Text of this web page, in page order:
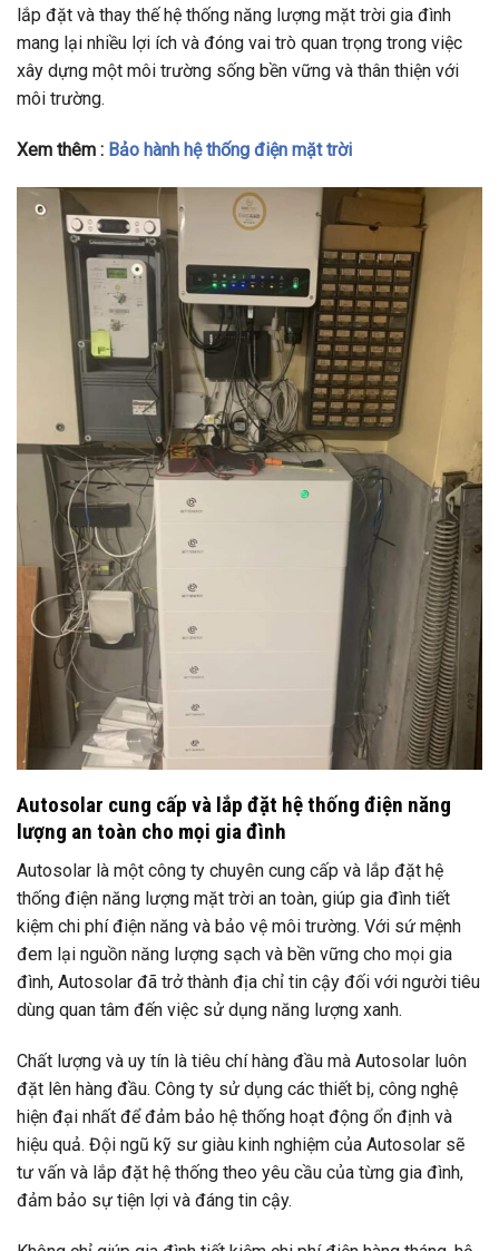
lắp đặt và thay thế hệ thống năng lượng mặt trời gia đình
mang lại nhiều lợi ích và đóng vai trò quan trọng trong việc
xây dựng một môi trường sống bền vững và thân thiện với
môi trường.
Xem thêm : Bảo hành hệ thống điện mặt trời
Autosolar cung cấp và lắp đặt hệ thống điện năng
lượng an toàn cho mọi gia đình
Autosolar là một công ty chuyên cung cấp và lắp đặt hệ
thống điện năng lượng mặt trời an toàn, giúp gia đình tiết
kiệm chi phí điện năng và bảo vệ môi trường. Với sứ mệnh
đem lại nguồn năng lượng sạch và bền vững cho mọi gia
đình, Autosolar đã trở thành địa chỉ tin cậy đối với người tiêu
dùng quan tâm đến việc sử dụng năng lượng xanh.
Chất lượng và uy tín là tiêu chí hàng đầu mà Autosolar luôn
đặt lên hàng đầu. Công ty sử dụng các thiết bị, công nghệ
hiện đại nhất để đảm bảo hệ thống hoạt động ổn định và
hiệu quả. Đội ngũ kỹ sư giàu kinh nghiệm của Autosolar sẽ
tư vấn và lắp đặt hệ thống theo yêu cầu của từng gia đình,
đảm bảo sự tiện lợi và đáng tin cậy.